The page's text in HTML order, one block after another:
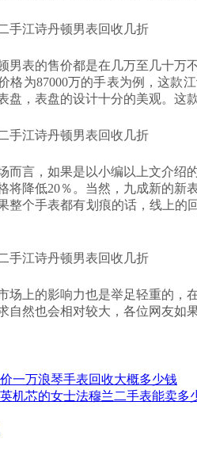
男表的售价都是在几万至几十万
格为87000万的手表为例，这款
盘，表盘的设计十分的美观。这
而言，如果是以小编以上文介绍
将降低20％。当然，九成新的
整个手表都有划痕的话，线上的
场上的影响力也是举足轻重的，
自然也会相对较大，各位网友如
一万浪琴手表回收大概多少钱
机芯的女士法穆兰二手表能卖多